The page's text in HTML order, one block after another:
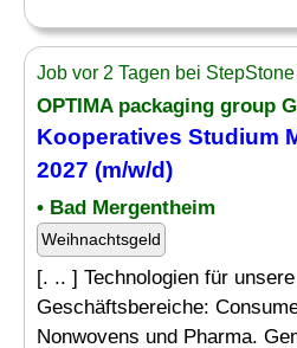
Job vor 2 Tagen bei
OPTIMA packaging group
Kooperatives Studium
2027 (m/w/d)
• Bad Mergentheim
Weihnachtsgeld
[. .. ] Technologien für
Geschäftsbereiche:
Nonwovens und Pharma.